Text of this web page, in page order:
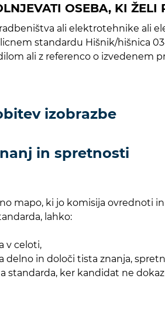
OSEBA, KI
ali elektrotehnike ali
standardu Hišnik/hišnica
ali z referenco o izvedenem
izobrazbe
in spretnosti
mapo, ki jo komisija ovrednoti
lahko:
v celoti,
in določi tista znanja,
standarda, ker kandidat ne